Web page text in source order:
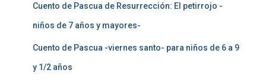
Cuento de Pascua de Resurrección: El petirrojo -
niños de 7 años y mayores-
Cuento de Pascua -viernes santo- para niños de 6 a 9
y 1/2 años